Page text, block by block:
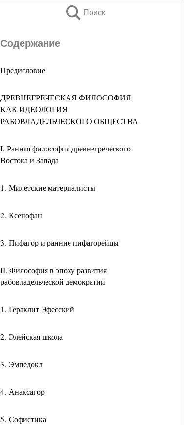
Поиск
Содержание
Предисловие
ДРЕВНЕГРЕЧЕСКАЯ ФИЛОСОФИЯ
КАК ИДЕОЛОГИЯ
РАБОВЛАДЕЛЬЧЕСКОГО ОБЩЕСТВА
I. Ранняя философия древнегреческого
Востока и Запада
1. Милетские материалисты
2. Ксенофан
3. Пифагор и ранние пифагорейцы
II. Философия в эпоху развития
рабовладельческой демократии
1. Гераклит Эфесский
2. Элейская школа
3. Эмпедокл
4. Анаксагор
5. Софистика